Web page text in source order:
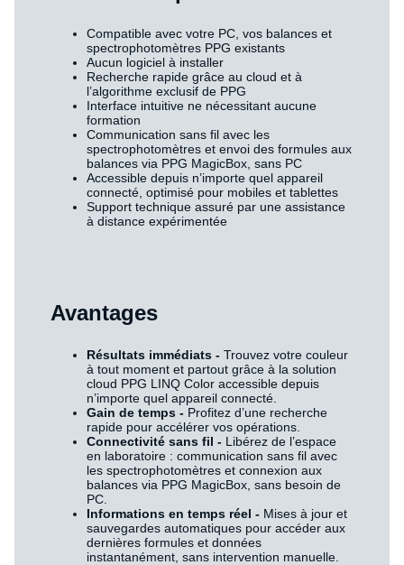
Compatible avec votre PC, vos balances et
spectrophotomètres PPG existants
Aucun logiciel à installer
Recherche rapide grâce au cloud et à
l’algorithme exclusif de PPG
Interface intuitive ne nécessitant aucune
formation
Communication sans fil avec les
spectrophotomètres et envoi des formules aux
balances via PPG MagicBox, sans PC
Accessible depuis n’importe quel appareil
connecté, optimisé pour mobiles et tablettes
Support technique assuré par une assistance
à distance expérimentée
Avantages
Résultats immédiats - Trouvez votre couleur
à tout moment et partout grâce à la solution
cloud PPG LINQ Color accessible depuis
n’importe quel appareil connecté.
Gain de temps - Profitez d’une recherche
rapide pour accélérer vos opérations.
Connectivité sans fil - Libérez de l’espace
en laboratoire : communication sans fil avec
les spectrophotomètres et connexion aux
balances via PPG MagicBox, sans besoin de
PC.
Informations en temps réel - Mises à jour et
sauvegardes automatiques pour accéder aux
dernières formules et données
instantanément, sans intervention manuelle.